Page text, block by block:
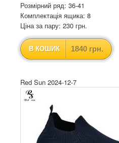
Розмірний ряд: 36-41
Комплектація ящика: 8
Ціна за пару: 230 грн.
В КОШИК 1840 грн.
Red Sun 2024-12-7